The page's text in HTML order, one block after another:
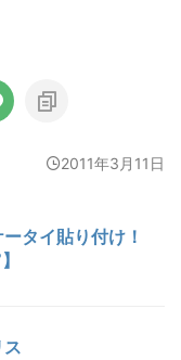
2011年3月11日
タイ貼り付け！